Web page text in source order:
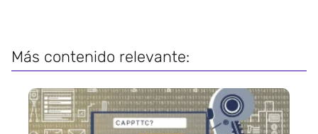
Más contenido relevante: